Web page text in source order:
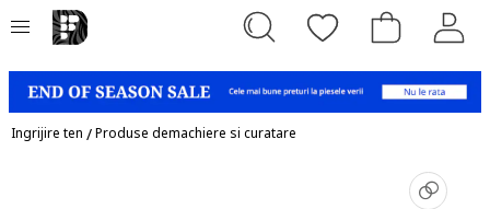
Ingrijire ten /Produse demachiere si curatare